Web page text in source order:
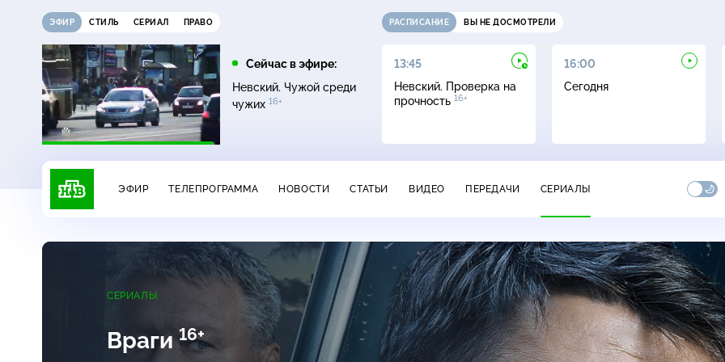
ЭФИР СТИЛЬ СЕРИАЛ ПРАВО
Сейчас в эфире:
Невский. Чужой среди
чужих 16+
РАСПИСАНИЕ ВЫ НЕ ДОСМОТРЕЛИ
11:00
ДНК16+
13:00
Сегодня
13:45
Невский. Проверка на
прочность 16+
16:00
Сегодня
ЭФИР ТЕЛЕПРОГРАММА НОВОСТИ СТАТЬИ ВИДЕО ПЕРЕДАЧИ СЕРИАЛЫ
СЕРИАЛЫ
Враги16+